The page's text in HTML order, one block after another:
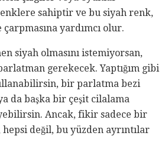
sahiptir ve bu siyah renk,
çarpmasına yardımcı olur.
siyah olmasını istemiyorsan,
gerekecek. Yaptığım gibi
bir parlatma bezi
da başka bir çeşit cilalama
Ancak, fikir sadece bir
değil, bu yüzden ayrıntılar